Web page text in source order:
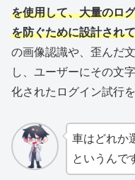
を使用して、大量のロ
を防ぐために設計され
の画像認識や、歪んだ
し、ユーザーにその文
化されたログイン試行
車はどれか
というんで